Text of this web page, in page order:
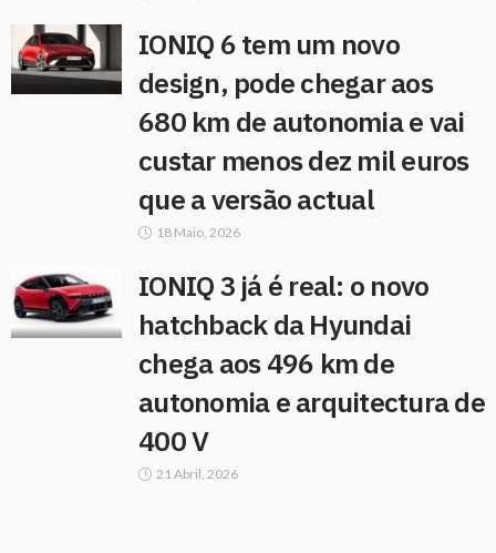
IONIQ 6 tem um novo
design, pode chegar aos
680 km de autonomia e vai
custar menos dez mil euros
que a versão actual
18 Maio, 2026
IONIQ 3 já é real: o novo
hatchback da Hyundai
chega aos 496 km de
autonomia e arquitectura de
400 V
21 Abril, 2026